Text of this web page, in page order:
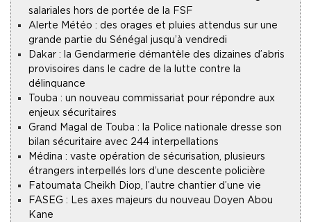
salariales hors de portée de la FSF
Alerte Météo : des orages et pluies attendus sur une
grande partie du Sénégal jusqu’à vendredi
Dakar : la Gendarmerie démantèle des dizaines d’abris
provisoires dans le cadre de la lutte contre la
délinquance
Touba : un nouveau commissariat pour répondre aux
enjeux sécuritaires
Grand Magal de Touba : la Police nationale dresse son
bilan sécuritaire avec 244 interpellations
Médina : vaste opération de sécurisation, plusieurs
étrangers interpellés lors d’une descente policière
Fatoumata Cheikh Diop, l’autre chantier d’une vie
FASEG : Les axes majeurs du nouveau Doyen Abou
Kane